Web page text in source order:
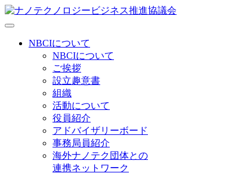
NBCIについて
NBCIについて
ご挨拶
設立趣意書
組織
活動について
役員紹介
アドバイザリーボード
事務局員紹介
海外ナノテク団体との
連携ネットワーク